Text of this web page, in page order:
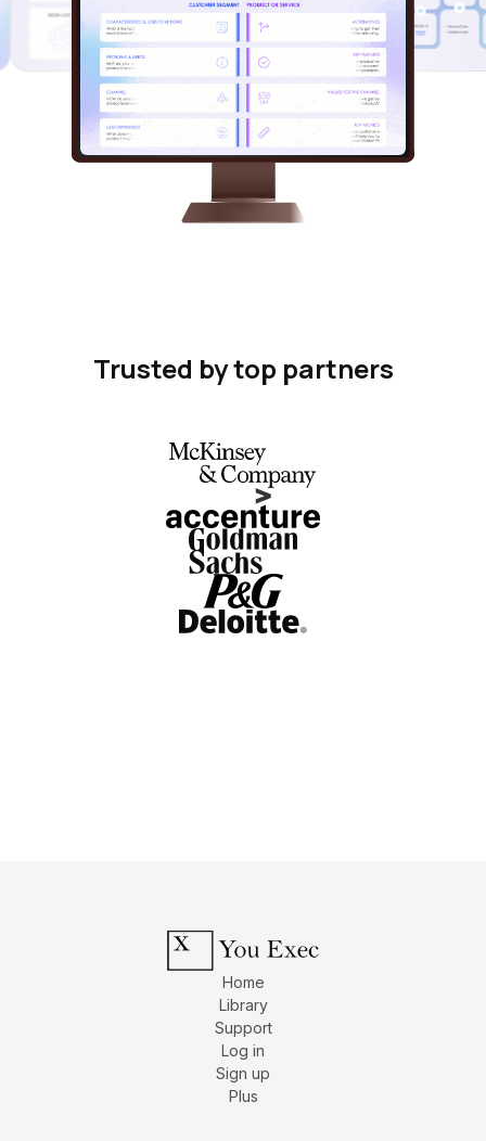
Trusted by top partners
Home
Library
Support
Log in
Sign up
Plus